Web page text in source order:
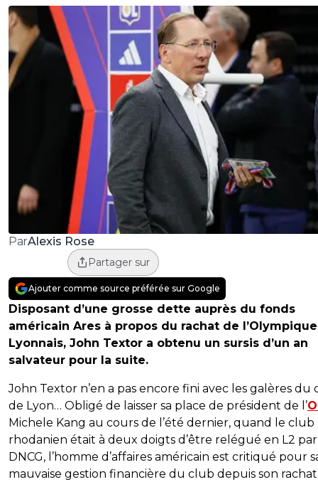
ParAlexis Rose
Partager sur
Ajouter comme source préférée sur Google
Disposant d’une grosse dette auprès du fonds
américain Ares à propos du rachat de l’Olympique
Lyonnais, John Textor a obtenu un sursis d’un an
salvateur pour la suite.
John Textor n’en a pas encore fini avec les galères du
de Lyon… Obligé de laisser sa place de président de l’
Michele Kang au cours de l’été dernier, quand le club
rhodanien était à deux doigts d’être relégué en L2
DNCG, l’homme d’affaires américain est critiqué pour
mauvaise gestion financière du club depuis son